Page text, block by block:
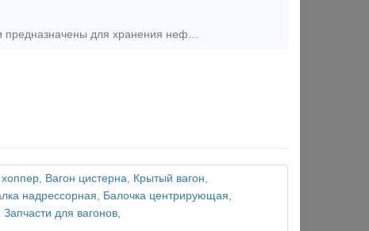
В хорошем состоянии, пропаренные, чистые. Б/у ЖД цистерны. Емкости предназначены для хранения нефтепродуктов, химии, масел, продуктов ГСМ, воды и т.д. Объемы 85 м3 в наличии в СПБ 3 шт Тел+
хоппер, Вагон цистерна, Крытый вагон,
надрессорная, Балочка центрирующая,
Запчасти для вагонов,